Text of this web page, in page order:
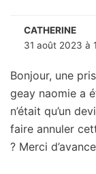
CATHERINE
31 août 2023 à
Bonjour, une
geay naomie a
n’était qu’un
faire annuler
? Merci